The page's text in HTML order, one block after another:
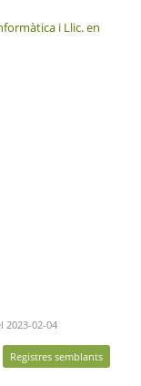
i Llic. en
2023-02-04
Registres semblants